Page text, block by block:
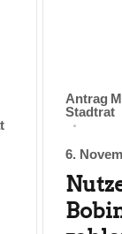
Antrag
Stadtrat
6.